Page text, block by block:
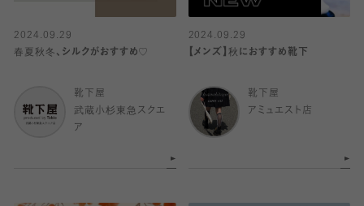
2024.09.29
春夏秋冬、シルクがおすすめ♡
靴下屋
武蔵小杉東急スクエ
ア
2024.09.29
【メンズ】秋におすすめ靴下
靴下屋
アミュエスト店